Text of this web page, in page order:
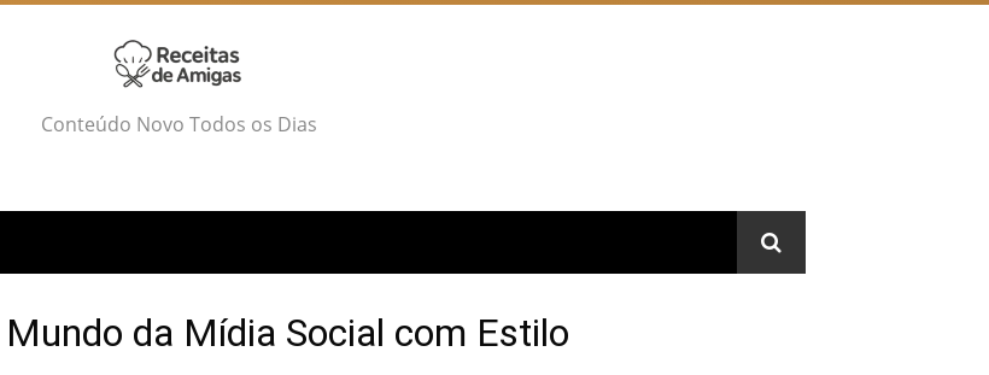
Conteúdo Novo Todos os Dias
da Mídia Social com Estilo